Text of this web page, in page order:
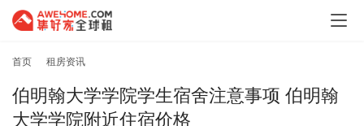
首页 租房资讯
伯明翰大学学院学生宿舍注意事项 伯明翰
大学学院附近住宿价格